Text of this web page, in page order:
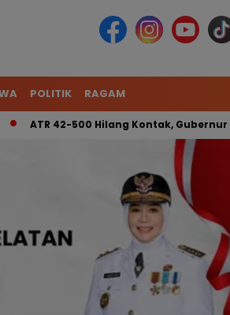
POLITIK RAGAM
42-500 Hilang Kontak, Gubernur